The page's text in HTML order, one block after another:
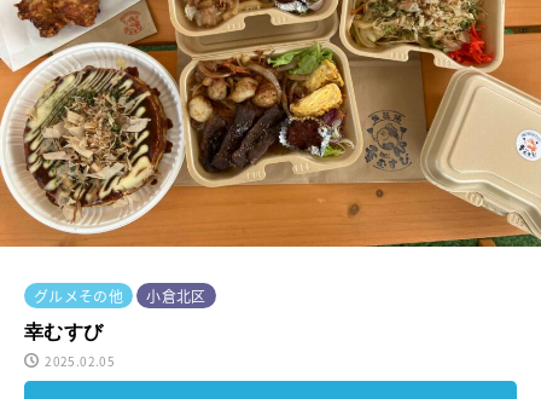
グルメその他
小倉北区
幸むすび
2025.02.05